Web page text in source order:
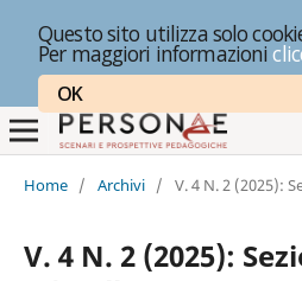
Questo sito utilizza solo
Per maggiori informazioni
OK
Home / Archivi / V. 4 N. 2 (2025):
V. 4 N. 2 (2025):